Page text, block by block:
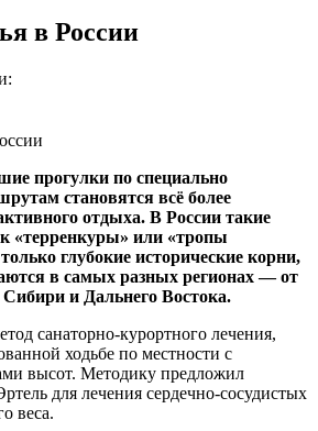
в России
прогулки по специально
становятся всё более
отдыха. В России такие
«терренкуры» или «тропы
глубокие исторические корни,
в самых разных регионах — от
и Дальнего Востока.
санаторно-курортного лечения,
ходьбе по местности с
высот. Методику предложил
для лечения сердечно-сосудистых
веса.